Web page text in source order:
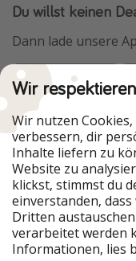
Du willst keinen
Dann lade unsere
Urlaubspiraten ist
Unsere Märkte
PiratinViaggio
VakantiePiraten
VoyagesPirates
Urlaubspiraten
TravelPirates
Wir
Wir nutzen
verbessern, dir
Inhalte liefern zu
Website zu
klickst, stimmst du
einverstanden,
Dritten
verarbeitet werden
Informationen, lies